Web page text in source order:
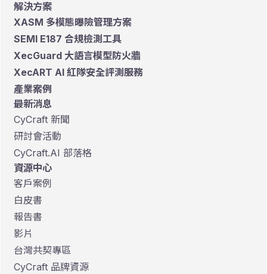
解決方案
XASM 多模態曝險管理方案
SEMI E187 合規檢測工具
XecGuard 大語言模型防火牆
XecART AI 紅隊安全評測服務
產業案例
最新消息
CyCraft 新聞
研討會活動
CyCraft.AI 部落格
資源中心
客戶案例
白皮書
報告書
影片
台灣共契專區
CyCraft 品牌資源